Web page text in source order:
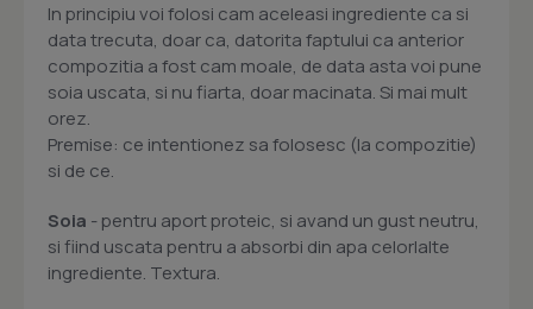
In principiu voi folosi cam aceleasi ingrediente ca si
data trecuta, doar ca, datorita faptului ca anterior
compozitia a fost cam moale, de data asta voi pune
soia uscata, si nu fiarta, doar macinata. Si mai mult
orez.
Premise: ce intentionez sa folosesc (la compozitie)
si de ce.
Soia - pentru aport proteic, si avand un gust neutru,
si fiind uscata pentru a absorbi din apa celorlalte
ingrediente. Textura.